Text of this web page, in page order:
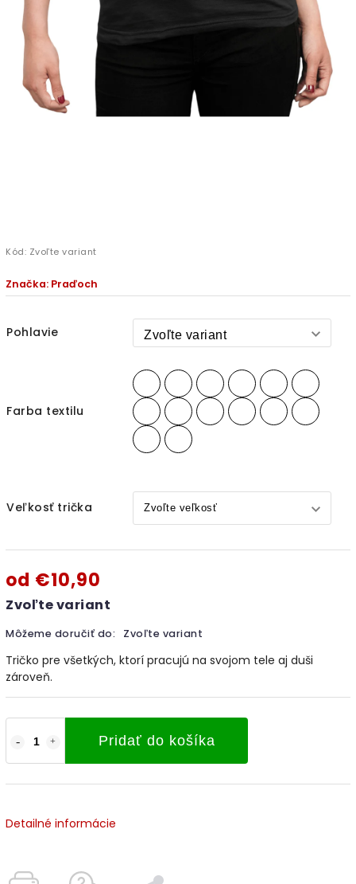
Kód: Zvoľte variant
Značka: Praďoch
Pohlavie
Farba textilu
Veľkosť trička
od €10,90
Zvoľte variant
Môžeme doručiť do: Zvoľte variant
Pridať do košíka
Tričko pre všetkých, ktorí pracujú na svojom tele aj duši
zároveň.
Detailné informácie